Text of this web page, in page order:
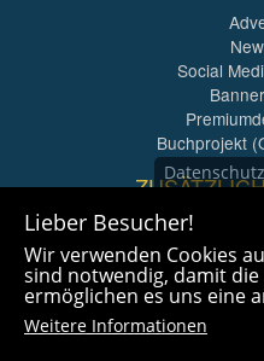
Social
Buchprojekt
360° x
Lieber Besucher!
Wir verwenden Cookies
sind notwendig, damit
ermöglichen es uns eine
Weitere Informationen